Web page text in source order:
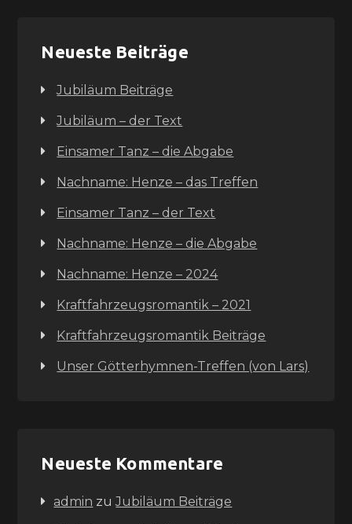
Neueste Beiträge
Jubiläum Beiträge
Jubiläum – der Text
Einsamer Tanz – die Abgabe
Nachname: Henze – das Treffen
Einsamer Tanz – der Text
Nachname: Henze – die Abgabe
Nachname: Henze – 2024
Kraftfahrzeugsromantik – 2021
Kraftfahrzeugsromantik Beiträge
Unser Götterhymnen-Treffen (von Lars)
Neueste Kommentare
admin zuJubiläum Beiträge